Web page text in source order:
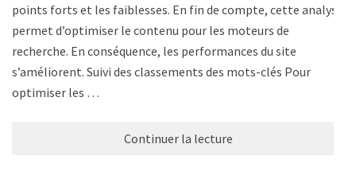
points forts et les faiblesses. En fin de compte, cette analyse
permet d’optimiser le contenu pour les moteurs de
recherche. En conséquence, les performances du site
s’améliorent. Suivi des classements des mots-clés Pour
optimiser les …
Continuer la lecture